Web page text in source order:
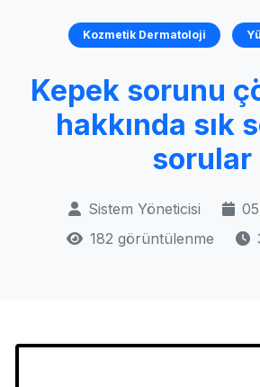
Kozmetik Dermatoloji
Kepek sorunu
hakkında sık
sorular
Sistem Yöneticisi
182 görüntülenme